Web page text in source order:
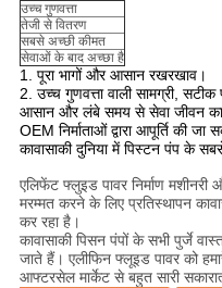
उच्च गुणवत्ता
तेजी से वितरण
सबसे अच्छी कीमत
सेवाओं के बाद अच्छा है
1. पूरा भागों और आसान रखरखाव।
2. उच्च गुणवत्ता वाली सामग्री,
आसान और लंबे समय से सेवा जीवन का
OEM निर्माताओं द्वारा आपूर्ति की जा
कावासाकी दुनिया में पिस्टन पंप के
एलिफेंट फ्लुइड पावर निर्माण मशीनरी
मरम्मत करने के लिए प्रतिस्थापन
कर रहा है।
कावासाकी पिसन पंपों के सभी पुर्जे
जाते हैं। एलीफिन फ्लूइड पावर को
आफ्टरसेल मार्केट से बहुत सारी